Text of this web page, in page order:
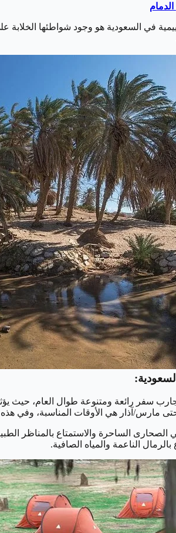
في السعودية هو وجود شواطئها الخلابة
سفر رائعة ومتنوعة طوال العام، حيث
آذار هي الأوقات المناسبة، وفي هذه الفترة،
الصحارى الساحرة والاستمتاع بالمناظر
الناعمة والمياه الصافية.